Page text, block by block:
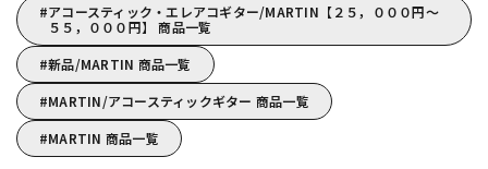
アコースティック・エレアコギター/MARTIN【２５，０００円～
５５，０００円】 商品一覧
新品/MARTIN 商品一覧
MARTIN/アコースティックギター 商品一覧
MARTIN 商品一覧